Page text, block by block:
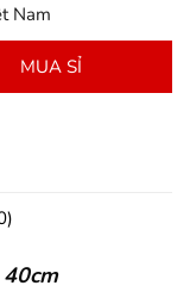
Nam
MUA SỈ